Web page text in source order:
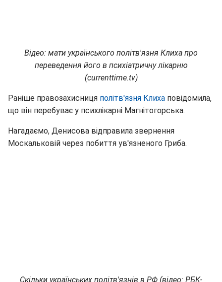
Відео: мати українського політв'язня Клиха про
переведення його в психіатричну лікарню
(currenttime.tv)
Раніше правозахисниця політв'язня Клиха повідомила,
що він перебуває у психлікарні Магнітогорська.
Нагадаємо, Денисова відправила звернення
Москальковій через побиття ув'язненого Гриба.
Скільки українських політв'язнів в РФ (відео: РБК-